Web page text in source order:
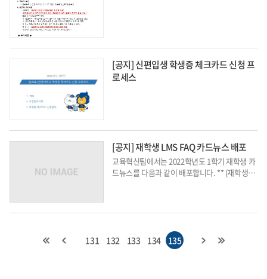
[공지] 신편입생 학생증 체크카드 신청 프
로세스
[공지] 재학생 LMS FAQ 카드뉴스 배포
교육혁신팀에서는 2022학년도 1학기 재학생 카
드뉴스를 다음과 같이 배포합니다. ** (재학생) 2
131 132 133 134 135